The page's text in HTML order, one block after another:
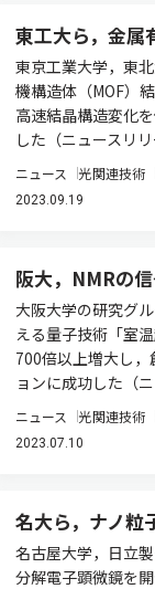
東工大ら，金属
東京工業大学，東
機構造体（MOF）
高速結晶構造変化
した（ニュースリ
ニュース 光関連技術
2023.09.19
阪大，NMRの
大阪大学の研究グ
える量子技術「室
700倍以上増大し
ョンに成功した（
ニュース 光関連技術
2023.07.10
名大ら，ナノ粒
名古屋大学，日立
分解電子顕微鏡を